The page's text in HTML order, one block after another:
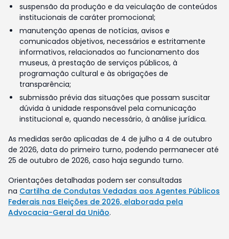
suspensão da produção e da veiculação de conteúdos
institucionais de caráter promocional;
manutenção apenas de notícias, avisos e
comunicados objetivos, necessários e estritamente
informativos, relacionados ao funcionamento dos
museus, à prestação de serviços públicos, à
programação cultural e às obrigações de
transparência;
submissão prévia das situações que possam suscitar
dúvida à unidade responsável pela comunicação
institucional e, quando necessário, à análise jurídica.
As medidas serão aplicadas de 4 de julho a 4 de outubro
de 2026, data do primeiro turno, podendo permanecer até
25 de outubro de 2026, caso haja segundo turno.
Orientações detalhadas podem ser consultadas
na Cartilha de Condutas Vedadas aos Agentes Públicos
Federais nas Eleições de 2026, elaborada pela
Advocacia-Geral da União.